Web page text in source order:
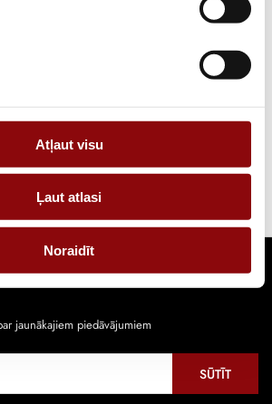
Atļaut visu
Ļaut atlasi
Noraidīt
– ģenerators 3 kW – Noma
jaunākajiem piedāvājumiem
SŪTĪT